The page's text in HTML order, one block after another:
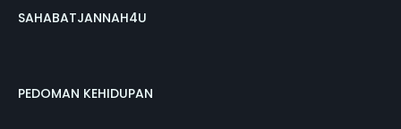
SAHABATJANNAH4U
PEDOMAN KEHIDUPAN